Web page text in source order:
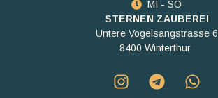
MI - SO
STERNEN ZAUBEREI
Untere Vogelsangstrasse 6
8400 Winterthur